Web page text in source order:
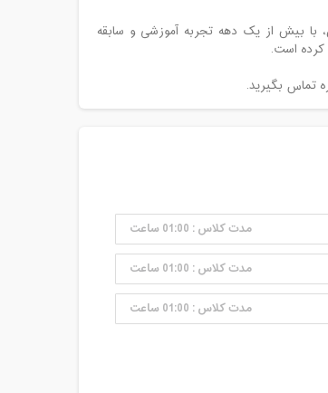
بیش از یک دهه تجربه آموزشی و سابقه
کرده است.
تماس بگیرید.
مدت کلاس : 01:00 ساعت
مدت کلاس : 01:00 ساعت
مدت کلاس : 01:00 ساعت